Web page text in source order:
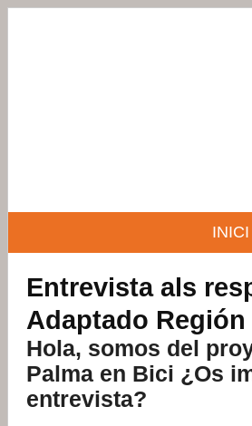
INICI
Entrevista als
Adaptado Región
Hola, somos del
Palma en Bici ¿Os
entrevista?